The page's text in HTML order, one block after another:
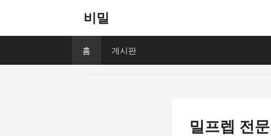
비밀
홈 게시판
밀프렙 전